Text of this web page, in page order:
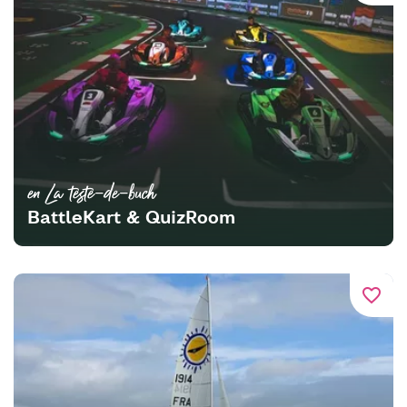
en La teste-de-buch
BattleKart & QuizRoom
favorite_border